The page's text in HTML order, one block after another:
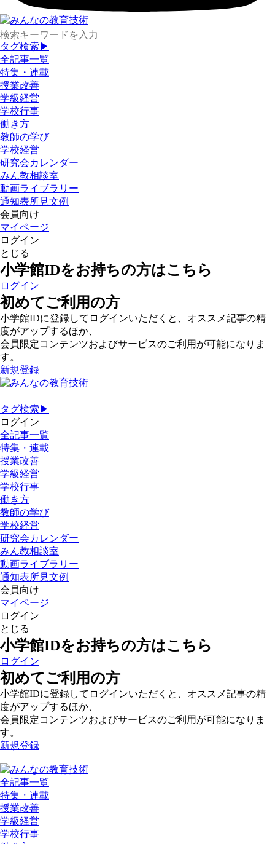
タグ検索▶
全記事一覧
特集・連載
授業改善
学級経営
学校行事
働き方
教師の学び
学校経営
研究会カレンダー
みん教相談室
動画ライブラリー
通知表所見文例
会員向け
マイページ
ログイン
とじる
小学館IDをお持ちの方はこちら
ログイン
初めてご利用の方
小学館IDに登録してログインいただくと、オススメ記事の精
度がアップするほか、
会員限定コンテンツおよびサービスのご利用が可能になりま
す。
新規登録
タグ検索▶
ログイン
全記事一覧
特集・連載
授業改善
学級経営
学校行事
働き方
教師の学び
学校経営
研究会カレンダー
みん教相談室
動画ライブラリー
通知表所見文例
会員向け
マイページ
ログイン
とじる
小学館IDをお持ちの方はこちら
ログイン
初めてご利用の方
小学館IDに登録してログインいただくと、オススメ記事の精
度がアップするほか、
会員限定コンテンツおよびサービスのご利用が可能になりま
す。
新規登録
全記事一覧
特集・連載
授業改善
学級経営
学校行事